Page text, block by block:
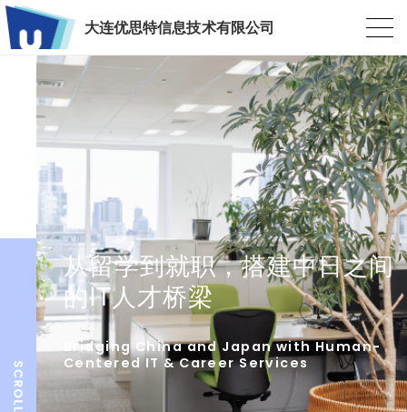
大连优思特信息技术有限公司
从留学到就职，搭建中日之间
的IT人才桥梁
Bridging China and Japan with Human-
Centered IT & Career Services